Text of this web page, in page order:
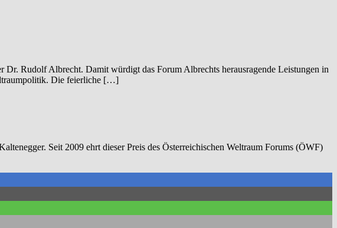
Rudolf Albrecht. Damit würdigt das Forum Albrechts herausragende Leistungen in
Die feierliche […]
Seit 2009 ehrt dieser Preis des Österreichischen Weltraum Forums (ÖWF)